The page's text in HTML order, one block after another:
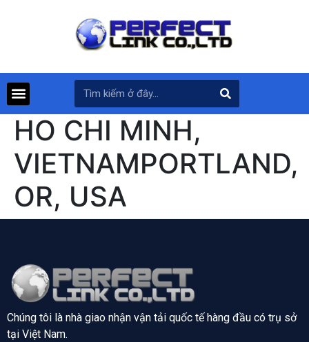
HO CHI MINH,
VIETNAMPORTLAND,
OR, USA
Chúng tôi là nhà giao nhận vận tải quốc tế hàng đầu có trụ sở
tại Việt Nam.